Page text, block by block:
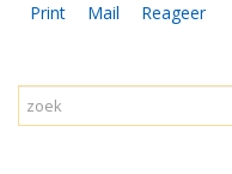
Print Mail Reageer